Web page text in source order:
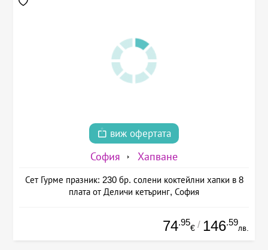
виж офертата
София Хапване
Сет Гурме празник: 230 бр. солени коктейлни хапки в 8
плата от Деличи кетъринг, София
74.95
€ / 146.59
лв.